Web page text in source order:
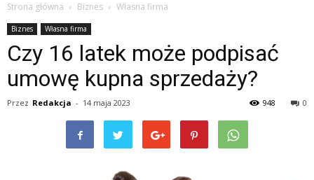
Strona główna Biznes Własna firma
Biznes Własna firma
Czy 16 latek może podpisać
umowę kupna sprzedaży?
Przez Redakcja - 14 maja 2023 0
948